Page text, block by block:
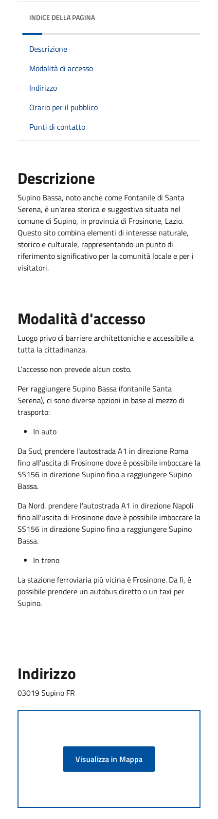
INDICE DELLA PAGINA
Descrizione
Modalità di accesso
Indirizzo
Orario per il pubblico
Punti di contatto
Descrizione
Supino Bassa, noto anche come Fontanile di Santa
Serena, è un'area storica e suggestiva situata nel
comune di Supino, in provincia di Frosinone, Lazio.
Questo sito combina elementi di interesse naturale,
storico e culturale, rappresentando un punto di
riferimento significativo per la comunità locale e per i
visitatori.
Modalità d'accesso
Luogo privo di barriere architettoniche e accessibile a
tutta la cittadinanza.
L'accesso non prevede alcun costo.
Per raggiungere Supino Bassa (fontanile Santa
Serena), ci sono diverse opzioni in base al mezzo di
trasporto:
In auto
Da Sud, prendere l'autostrada A1 in direzione Roma
fino all'uscita di Frosinone dove è possibile imboccare la
SS156 in direzione Supino fino a raggiungere Supino
Bassa.
Da Nord, prendere l'autostrada A1 in direzione Napoli
fino all'uscita di Frosinone dove è possibile imboccare la
SS156 in direzione Supino fino a raggiungere Supino
Bassa.
In treno
La stazione ferroviaria più vicina è Frosinone. Da lì, è
possibile prendere un autobus diretto o un taxi per
Supino.
Indirizzo
03019 Supino FR
Visualizza in Mappa